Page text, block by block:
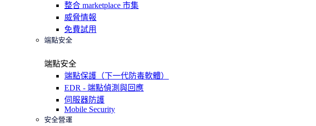
整合 marketplace 市集
威脅情報
免費試用
端點安全
端點安全
端點保護（下一代防毒軟體）
EDR - 端點偵測與回應
伺服器防護
Mobile Security
安全營運